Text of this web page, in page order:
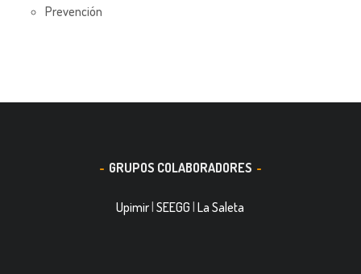
Prevención
GRUPOS COLABORADORES
Upimir |SEEGG |La Saleta